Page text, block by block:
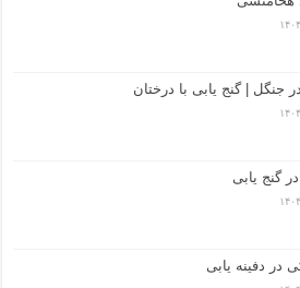
جنگل | گنج یابی با درختان
گنج یابی
در دفینه یابی